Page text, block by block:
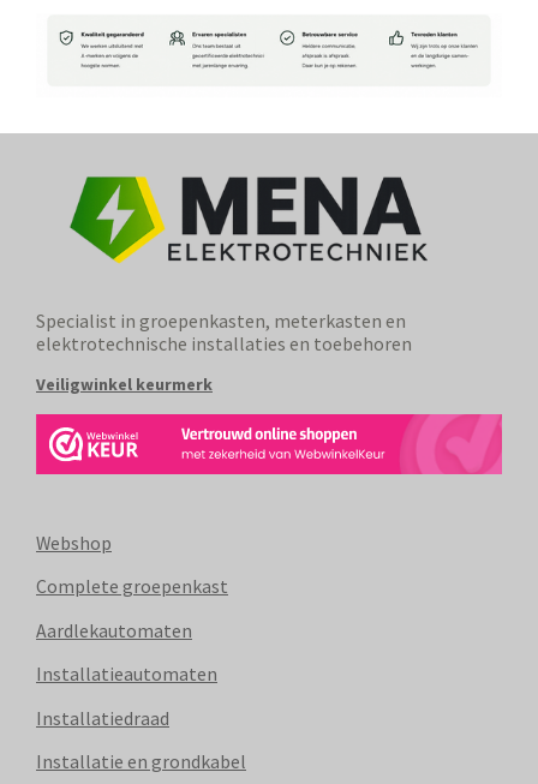
Specialist in groepenkasten, meterkasten en
elektrotechnische installaties en toebehoren
Veiligwinkel keurmerk
Webshop
Complete groepenkast
Aardlekautomaten
Installatieautomaten
Installatiedraad
Installatie en grondkabel